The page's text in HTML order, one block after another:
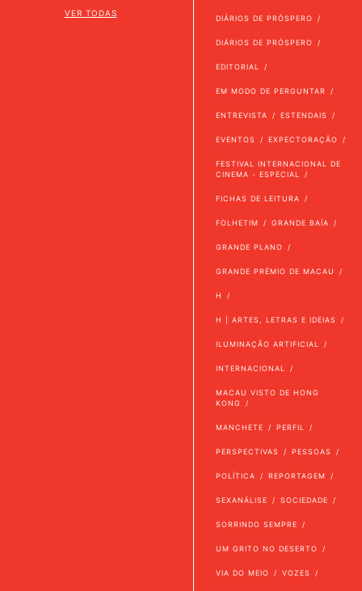
VER TODAS
DIÁRIOS DE PRÓSPERO
DIÁRIOS DE PRÓSPERO
EDITORIAL
EM MODO DE PERGUNTAR
ENTREVISTA ESTENDAIS
EVENTOS EXPECTORAÇÃO
FESTIVAL INTERNACIONAL DE
CINEMA - ESPECIAL
FICHAS DE LEITURA
FOLHETIM GRANDE BAÍA
GRANDE PLANO
GRANDE PRÉMIO DE MACAU
H
H | ARTES, LETRAS E IDEIAS
ILUMINAÇÃO ARTIFICIAL
INTERNACIONAL
MACAU VISTO DE HONG
KONG
MANCHETE PERFIL
PERSPECTIVAS PESSOAS
POLÍTICA REPORTAGEM
SEXANÁLISE SOCIEDADE
SORRINDO SEMPRE
UM GRITO NO DESERTO
VIA DO MEIO VOZES